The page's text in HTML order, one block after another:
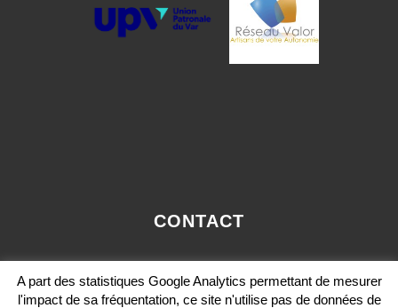
CONTACT
OLIVIER.PAVIE@VALORCONSEIL-PACA.COM
MOBILE: 06 12 36 29 36
A part des statistiques Google Analytics permettant de mesurer
l'impact de sa fréquentation, ce site n'utilise pas de données de